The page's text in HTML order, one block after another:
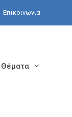
Επικοινωνία